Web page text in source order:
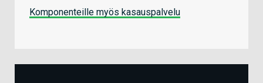
Komponenteille myös kasauspalvelu